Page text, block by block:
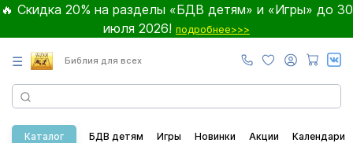
🔥 Скидка 20% на разделы «БДВ детям» и «Игры» до 30
июля 2026! подробнее>>>
☰ Библия для всех
Каталог БДВ детям Игры Новинки Акции Календари